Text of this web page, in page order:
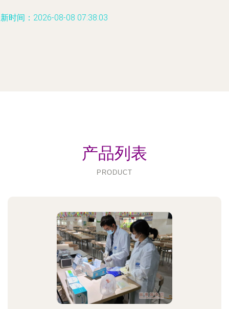
时间：2026-08-08 07:38:03
产品列表
PRODUCT